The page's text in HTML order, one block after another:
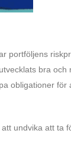
portföljens
bra
obligationer för
undvika att ta